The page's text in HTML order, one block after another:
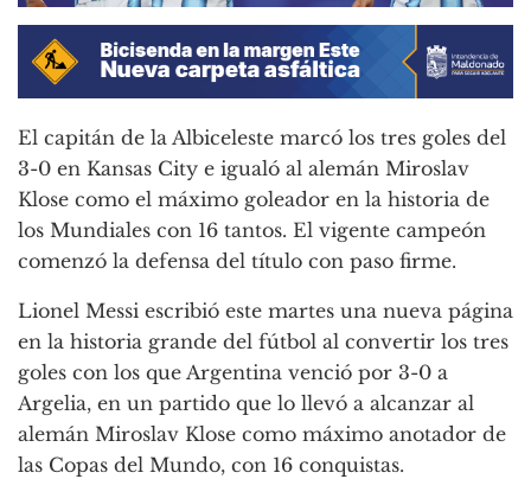
El capitán de la Albiceleste marcó los tres goles del
3-0 en Kansas City e igualó al alemán Miroslav
Klose como el máximo goleador en la historia de
los Mundiales con 16 tantos. El vigente campeón
comenzó la defensa del título con paso firme.
Lionel Messi escribió este martes una nueva página
en la historia grande del fútbol al convertir los tres
goles con los que Argentina venció por 3-0 a
Argelia, en un partido que lo llevó a alcanzar al
alemán Miroslav Klose como máximo anotador de
las Copas del Mundo, con 16 conquistas.